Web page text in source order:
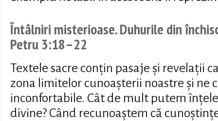
Întâlniri misterioase. Duhurile din
Petru 3:18–22
Textele sacre conțin pasaje și revelații
zona limitelor cunoașterii noastre și ne
inconfortabile. Cât de mult putem
divine? Când recunoaștem că